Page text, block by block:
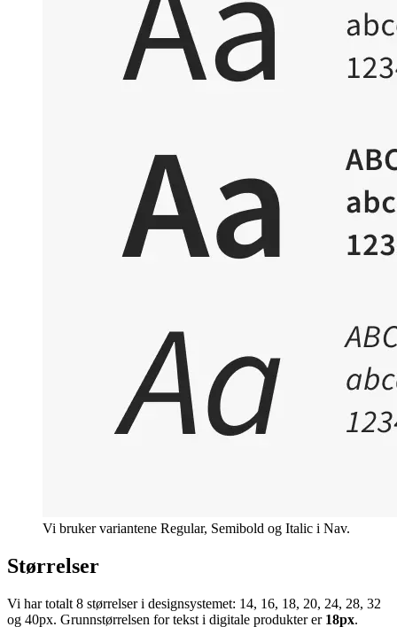
Vi bruker variantene Regular, Semibold og Italic i Nav.
Størrelser
Vi har totalt 8 størrelser i designsystemet: 14, 16, 18, 20, 24, 28, 32
og 40px. Grunnstørrelsen for tekst i digitale produkter er 18px.